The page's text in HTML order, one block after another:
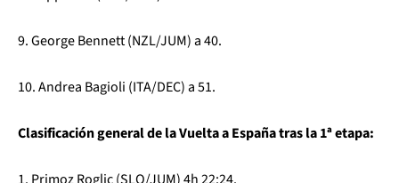
9. George Bennett (NZL/JUM) a 40.
10. Andrea Bagioli (ITA/DEC) a 51.
Clasificación general de la Vuelta a España tras la 1ª etapa:
1. Primoz Roglic (SLO/JUM) 4h 22:24.